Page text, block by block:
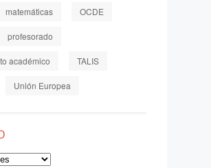
matemáticas OCDE
profesorado
académico TALIS
Unión Europea